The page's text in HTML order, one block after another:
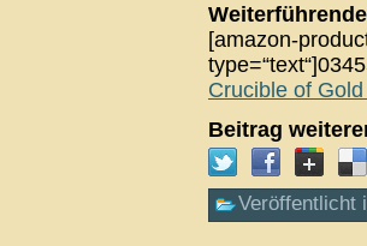
[amazon-
Crucible of
Beitrag
Veröffentlicht